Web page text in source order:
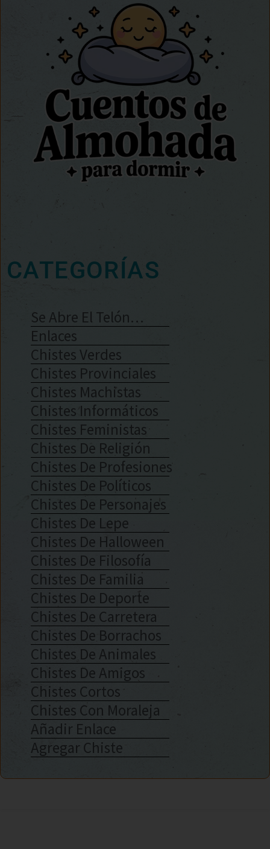
CATEGORÍAS
Se Abre El Telón…
Enlaces
Chistes Verdes
Chistes Provinciales
Chistes Machistas
Chistes Informáticos
Chistes Feministas
Chistes De Religión
Chistes De Profesiones
Chistes De Políticos
Chistes De Personajes
Chistes De Lepe
Chistes De Halloween
Chistes De Filosofía
Chistes De Familia
Chistes De Deporte
Chistes De Carretera
Chistes De Borrachos
Chistes De Animales
Chistes De Amigos
Chistes Cortos
Chistes Con Moraleja
Añadir Enlace
Agregar Chiste